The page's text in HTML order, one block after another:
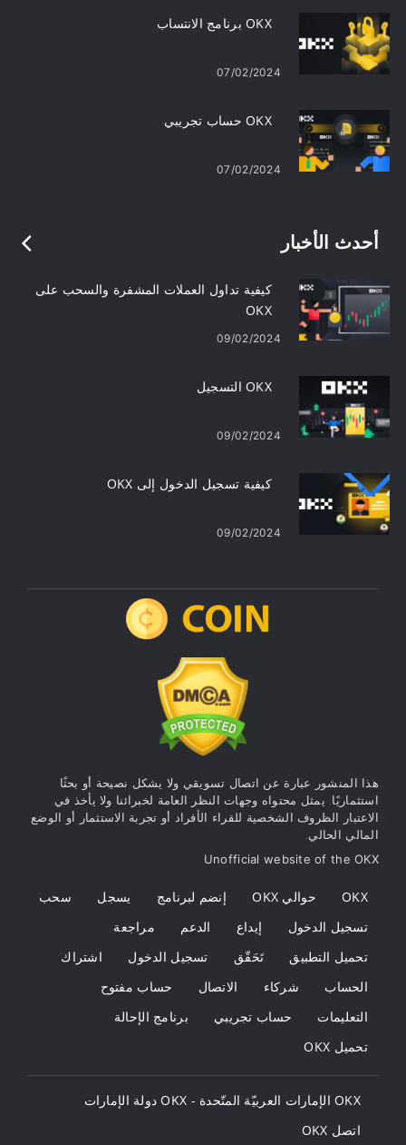
OKX برنامج الانتساب
07/02/2024
OKX حساب تجريبي
07/02/2024
أحدث الأخبار
كيفية تداول العملات المشفرة والسحب على
OKX
09/02/2024
OKX التسجيل
09/02/2024
كيفية تسجيل الدخول إلى OKX
09/02/2024
هذا المنشور عبارة عن اتصال تسويقي ولا يشكل نصيحة أو بحثًا
استثماريًا. يمثل محتواه وجهات النظر العامة لخبرائنا ولا يأخذ في
الاعتبار الظروف الشخصية للقراء الأفراد أو تجربة الاستثمار أو الوضع
المالي الحالي.
Unofficial website of the OKX
OKX حوالي OKX إنضم لبرنامج يسجل
سحب
تسجيل الدخول
إيداع الدعم
مراجعة
تحميل التطبيق
تَحَقّق تسجيل الدخول
اشتراك
الحساب
شركاء الاتصال
حساب مفتوح
التعليمات
حساب تجريبي
برنامج الإحالة
تحميل OKX
OKX الإمارات العربيّة المتّحدة - OKX دولة الإمارات
اتصل OKX